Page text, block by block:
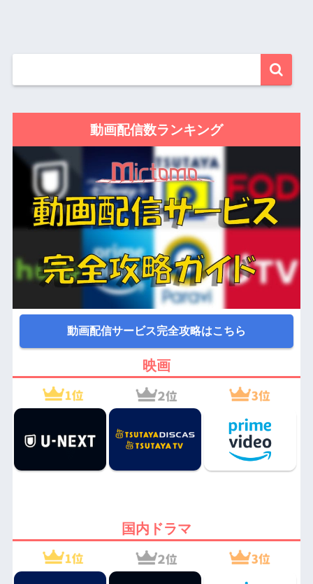
動画配信数ランキング
動画配信サービス完全攻略はこちら
映画
国内ドラマ